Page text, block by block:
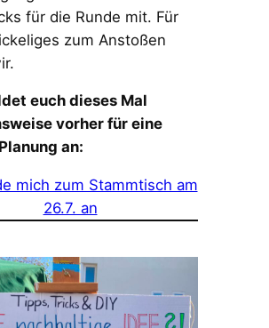
für die Runde mit. Für
zum Anstoßen
euch dieses Mal
vorher für eine
an:
mich zum Stammtisch am
26.7. an